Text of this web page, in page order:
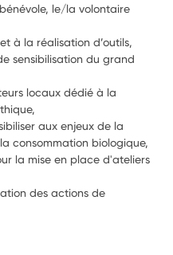
le/la volontaire
à la réalisation d’outils,
sensibilisation du grand
locaux dédié à la
aux enjeux de la
consommation biologique,
la mise en place d'ateliers
des actions de